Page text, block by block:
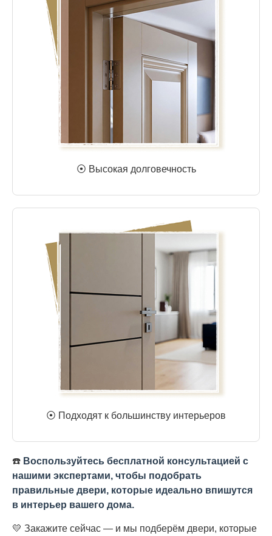
⦿ Высокая долговечность
⦿ Подходят к большинству интерьеров
☎️ Воспользуйтесь бесплатной консультацией с
нашими экспертами, чтобы подобрать
правильные двери, которые идеально впишутся
в интерьер вашего дома.
💛 Закажите сейчас — и мы подберём двери, которые